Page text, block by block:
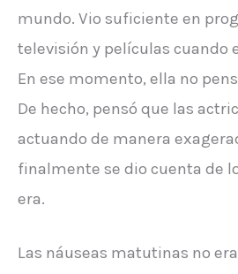
mundo. Vio suficiente en
televisión y películas cuando
En ese momento, ella no
De hecho, pensó que las
actuando de manera
finalmente se dio cuenta de
era.
Las náuseas matutinas no